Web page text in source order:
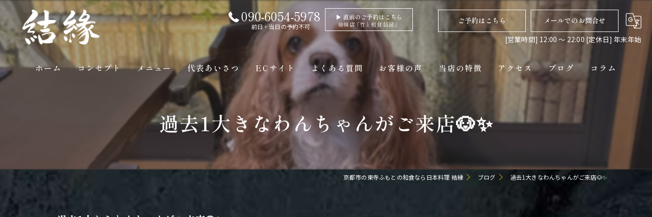
090-6054-5978
前日・当日の予約不可
▶ 直前のご予約はこちら
姉妹店「竹と和食 結縁」 ご予約はこちら
メールでのお問合せ
[営業時間] 12:00 〜 22:00 [定休日] 年末年始
ホーム コンセプト メニュー
ギャラリー
代表あいさつ ECサイト よくある質問 お客様の声 当店の特徴
コース
隠れ家
アクセス ブログ コラム
過去1大きなわんちゃんがご来店🐶✨
京都市の東寺ふもとの和食なら日本料理 結縁 ブログ 過去1大きなわんちゃんがご来店🐶✨